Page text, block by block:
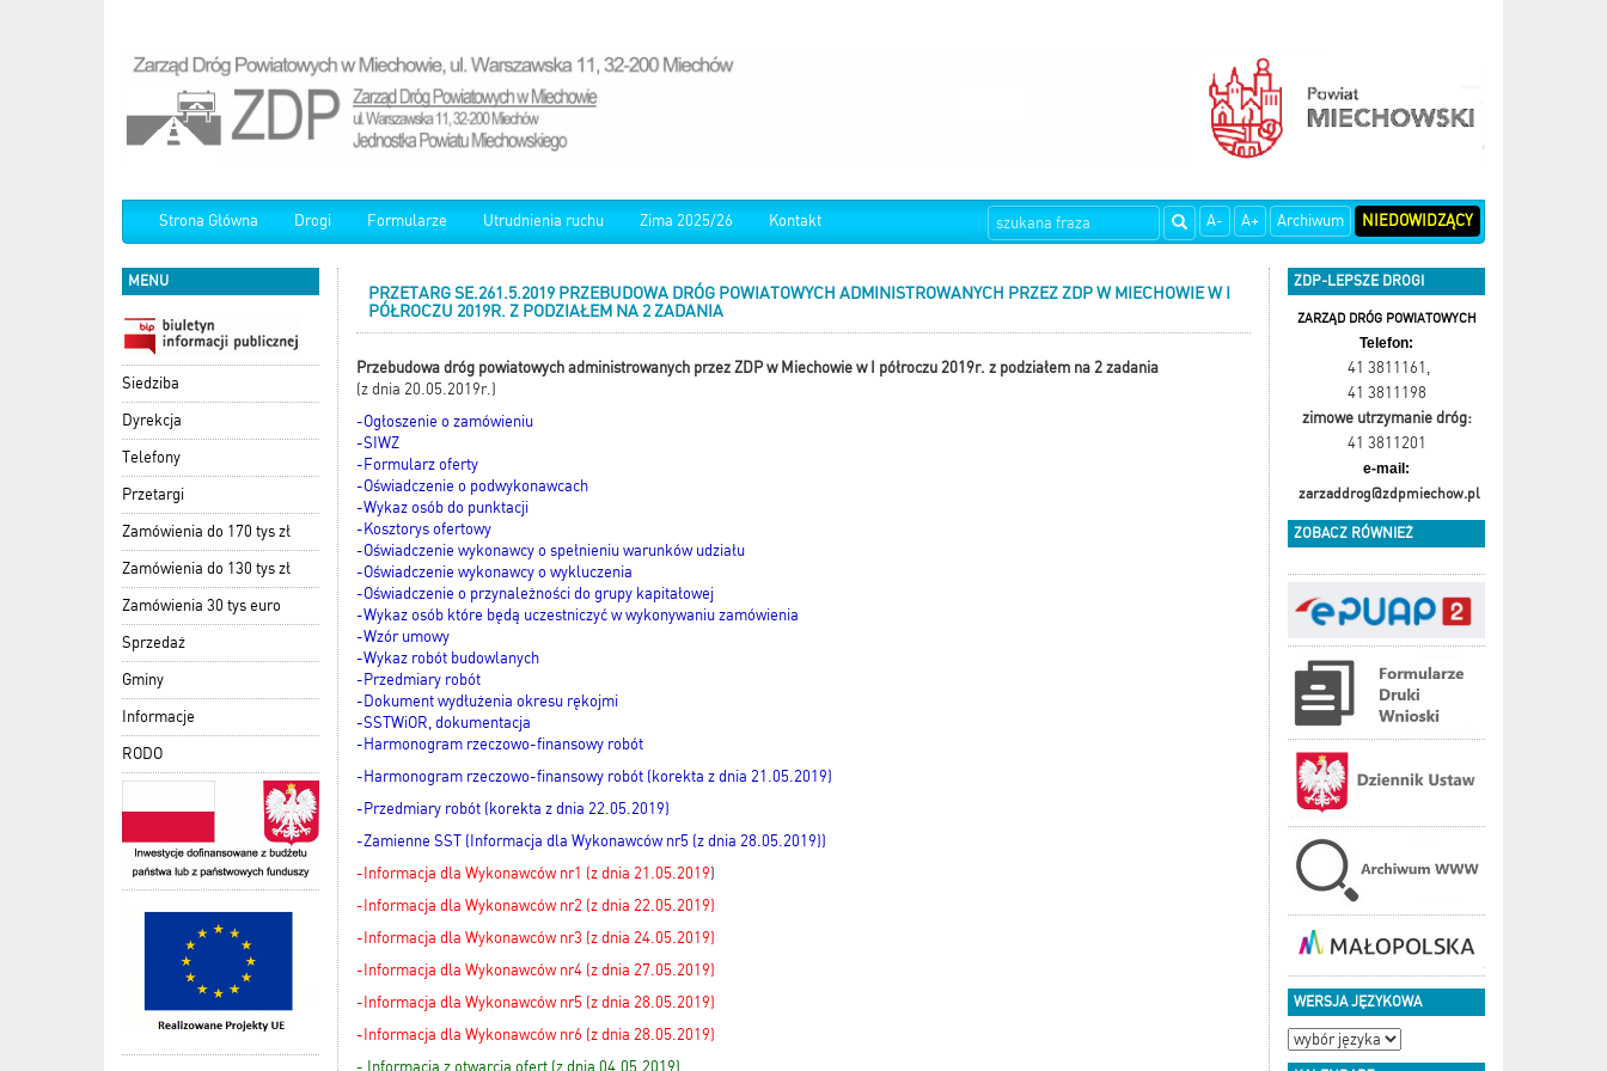
Strona Główna Drogi Formularze Utrudnienia ruchu Zima 2025/26 Kontakt A- A+ Archiwum NIEDOWIDZĄCY
MENU
Siedziba
Dyrekcja
Telefony
Przetargi
Zamówienia do 170 tys zł
Zamówienia do 130 tys zł
Zamówienia 30 tys euro
Sprzedaż
Gminy
Informacje
RODO
PRZETARG SE.261.5.2019 PRZEBUDOWA DRÓG POWIATOWYCH ADMINISTROWANYCH PRZEZ ZDP W MIECHOWIE W I
PÓŁROCZU 2019R. Z PODZIAŁEM NA 2 ZADANIA
Przebudowa dróg powiatowych administrowanych przez ZDP w Miechowie w I półroczu 2019r. z podziałem na 2 zadania
(z dnia 20.05.2019r.)
-Ogłoszenie o zamówieniu
-SIWZ
-Formularz oferty
-Oświadczenie o podwykonawcach
-Wykaz osób do punktacji
-Kosztorys ofertowy
-Oświadczenie wykonawcy o spełnieniu warunków udziału
-Oświadczenie wykonawcy o wykluczenia
-Oświadczenie o przynależności do grupy kapitałowej
-Wykaz osób które będą uczestniczyć w wykonywaniu zamówienia
-Wzór umowy
-Wykaz robót budowlanych
-Przedmiary robót
-Dokument wydłużenia okresu rękojmi
-SSTWiOR, dokumentacja
-Harmonogram rzeczowo-finansowy robót
-Harmonogram rzeczowo-finansowy robót (korekta z dnia 21.05.2019)
-Przedmiary robót (korekta z dnia 22.05.2019)
-Zamienne SST (Informacja dla Wykonawców nr5 (z dnia 28.05.2019))
-Informacja dla Wykonawców nr1 (z dnia 21.05.2019)
-Informacja dla Wykonawców nr2 (z dnia 22.05.2019)
-Informacja dla Wykonawców nr3 (z dnia 24.05.2019)
-Informacja dla Wykonawców nr4 (z dnia 27.05.2019)
-Informacja dla Wykonawców nr5 (z dnia 28.05.2019)
-Informacja dla Wykonawców nr6 (z dnia 28.05.2019)
- Informacja z otwarcia ofert (z dnia 04.05.2019)
ZDP-LEPSZE DROGI
ZARZĄD DRÓG POWIATOWYCH
Telefon:
41 3811161
41 3811198
zimowe utrzymanie dróg:
41 3811201
e-mail:
zarzaddrog@zdpmiechow.pl
ZOBACZ RÓWNIEŻ
WERSJA JĘZYKOWA